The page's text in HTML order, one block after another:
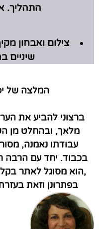
התהליך.
צילום ואבחון
שיניים
המלצה של
ברצוני להביע את
מלאך, ובהחלט מן
עבודתו נאמנה,
בכבוד. יחד עם הרבה
,הוא מסוגל לאתר
בפתרונן וזאת